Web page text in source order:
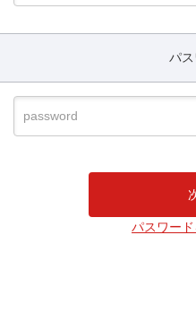
パ
パスワー